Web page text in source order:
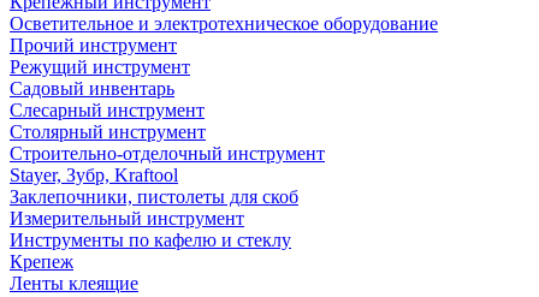
Осветительное и электротехническое оборудование
Прочий инструмент
Режущий инструмент
Садовый инвентарь
Слесарный инструмент
Столярный инструмент
Строительно-отделочный инструмент
Stayer, Зубр, Kraftool
Заклепочники, пистолеты для скоб
Измерительный инструмент
Инструменты по кафелю и стеклу
Крепеж
Ленты клеящие